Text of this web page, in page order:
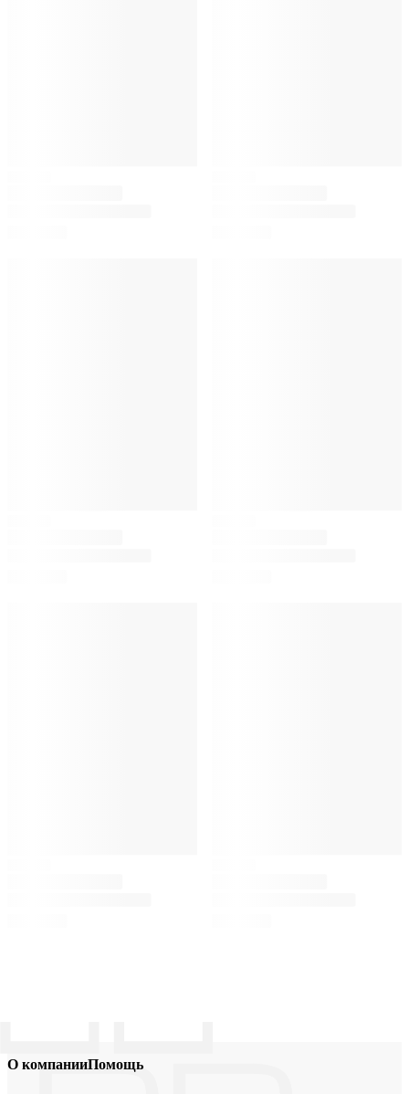
О компанииПомощь